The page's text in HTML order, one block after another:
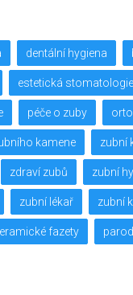
dentální hygiena
estetická stomatologie
péče o zuby
kamene zubní
zdraví zubů zubní
zubní lékař zubní
fazety